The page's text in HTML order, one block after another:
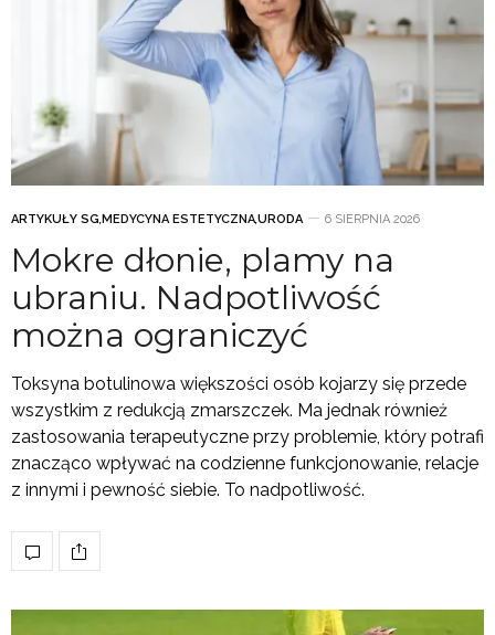
ARTYKUŁY SG,MEDYCYNA ESTETYCZNA,URODA 6 SIERPNIA 2026
Mokre dłonie, plamy na
ubraniu. Nadpotliwość
można ograniczyć
Toksyna botulinowa większości osób kojarzy się przede
wszystkim z redukcją zmarszczek. Ma jednak również
zastosowania terapeutyczne przy problemie, który potrafi
znacząco wpływać na codzienne funkcjonowanie, relacje
z innymi i pewność siebie. To nadpotliwość.